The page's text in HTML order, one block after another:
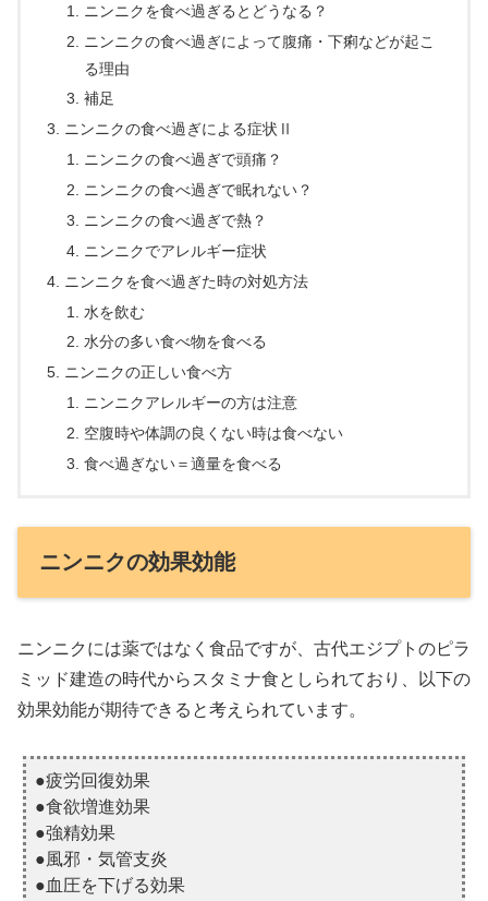
ニンニクを食べ過ぎるとどうなる？
ニンニクの食べ過ぎによって腹痛・下痢などが起こ
る理由
補足
ニンニクの食べ過ぎによる症状Ⅱ
ニンニクの食べ過ぎで頭痛？
ニンニクの食べ過ぎで眠れない？
ニンニクの食べ過ぎで熱？
ニンニクでアレルギー症状
ニンニクを食べ過ぎた時の対処方法
水を飲む
水分の多い食べ物を食べる
ニンニクの正しい食べ方
ニンニクアレルギーの方は注意
空腹時や体調の良くない時は食べない
食べ過ぎない＝適量を食べる
ニンニクの効果効能
ニンニクには薬ではなく食品ですが、古代エジプトのピラ
ミッド建造の時代からスタミナ食としられており、以下の
効果効能が期待できると考えられています。
●疲労回復効果
●食欲増進効果
●強精効果
●風邪・気管支炎
●血圧を下げる効果